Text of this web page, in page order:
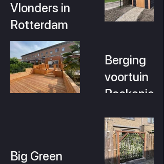
Vlonders in
Rotterdam
Berging
voortuin
Rockanje
Big Green